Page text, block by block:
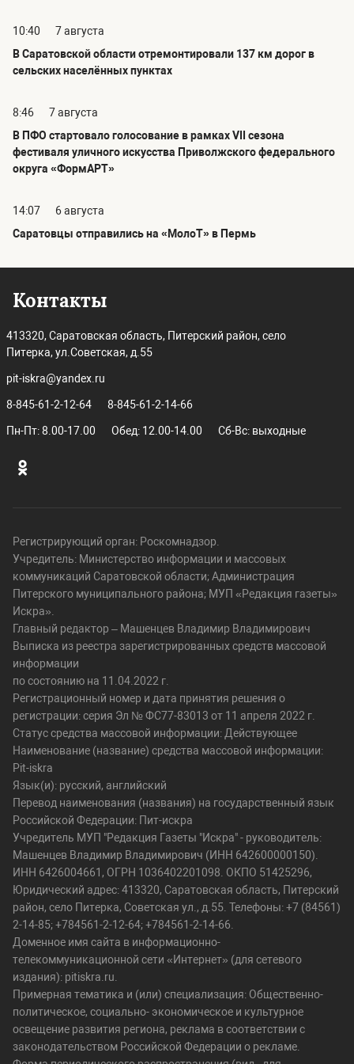
10:40
7 августа
В Саратовской области отремонтировали 137 км дорог в
сельских населённых пунктах
8:46
7 августа
В ПФО стартовало голосование в рамках VII сезона
фестиваля уличного искусства Приволжского федерального
округа «ФормАРТ»
14:07
6 августа
Саратовцы отправились на «МолоТ» в Пермь
Контакты
413320, Саратовская область, Питерский район, село
Питерка, ул.Советская, д.55
pit-iskra@yandex.ru
8-845-61-2-12-64 8-845-61-2-14-66
Пн-Пт: 8.00-17.00 Обед: 12.00-14.00 Сб-Вс: выходные
Регистрирующий орган: Роскомнадзор.
Учредитель: Министерство информации и массовых
коммуникаций Саратовской области; Администрация
Питерского муниципального района; МУП «Редакция газеты»
Искра».
Главный редактор – Машенцев Владимир Владимирович
Выписка из реестра зарегистрированных средств массовой
информации
по состоянию на 11.04.2022 г.
Регистрационный номер и дата принятия решения о
регистрации: серия Эл № ФС77-83013 от 11 апреля 2022 г.
Статус средства массовой информации: Действующее
Наименование (название) средства массовой информации:
Pit-iskra
Язык(и): русский, английский
Перевод наименования (названия) на государственный язык
Российской Федерации: Пит-искра
Учредитель МУП "Редакция Газеты "Искра" - руководитель:
Машенцев Владимир Владимирович (ИНН 642600000150).
ИНН 6426004661, ОГРН 1036402201098. ОКПО 51425296,
Юридический адрес: 413320, Саратовская область, Питерский
район, село Питерка, Советская ул., д.55. Телефоны: +7 (84561)
2-14-85; +784561-2-12-64; +784561-2-14-66.
Доменное имя сайта в информационно-
телекоммуникационной сети «Интернет» (для сетевого
издания): pitiskra.ru.
Примерная тематика и (или) специализация: Общественно-
политическое, социально- экономическое и культурное
освещение развития региона, реклама в соответствии с
законодательством Российской Федерации о рекламе.